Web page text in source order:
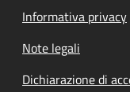
Informativa privacy
Note legali
Dichiarazione di